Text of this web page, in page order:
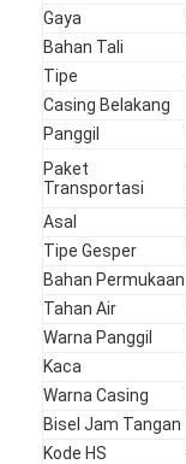
Beranda
Produk
Gaya
Bahan Tali
Tipe
Casing Belakang
Panggil
Paket
Transportasi
Asal
Tipe Gesper
Bahan Permukaan
Tahan Air
Warna Panggil
Kaca
Warna Casing
Bisel Jam Tangan
Kode HS